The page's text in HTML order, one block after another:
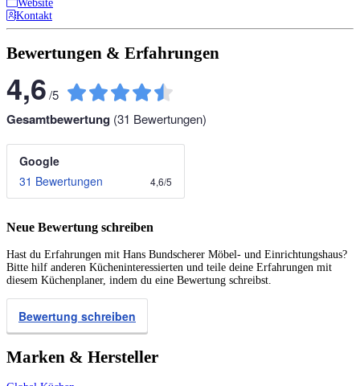
Website
Kontakt
Bewertungen & Erfahrungen
4,6/5
Gesamtbewertung (31 Bewertungen)
Google
31 Bewertungen
4,6/5
Neue Bewertung schreiben
Hast du Erfahrungen mit Hans Bundscherer Möbel- und Einrichtungshaus?
Bitte hilf anderen Kücheninteressierten und teile deine Erfahrungen mit
diesem Küchenplaner, indem du eine Bewertung schreibst.
Bewertung schreiben
Marken & Hersteller